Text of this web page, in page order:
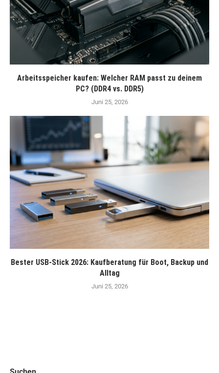
Arbeitsspeicher kaufen: Welcher RAM passt zu deinem
PC? (DDR4 vs. DDR5)
Juni 25, 2026
Bester USB-Stick 2026: Kaufberatung für Boot, Backup und
Alltag
Juni 25, 2026